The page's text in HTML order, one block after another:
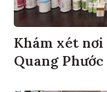
Khám xét nơi
Quang Phước